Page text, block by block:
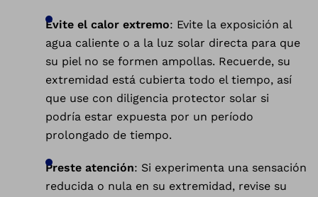
Evite el calor extremo: Evite la exposición al
agua caliente o a la luz solar directa para que
su piel no se formen ampollas. Recuerde, su
extremidad está cubierta todo el tiempo, así
que use con diligencia protector solar si
podría estar expuesta por un período
prolongado de tiempo.
Preste atención: Si experimenta una sensación
reducida o nula en su extremidad, revise su